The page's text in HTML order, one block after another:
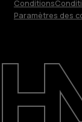
Réparer,
Responsable
Assistance
Conditions
Paramètres des